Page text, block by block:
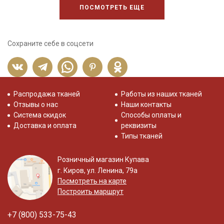
ПОСМОТРЕТЬ ЕЩЕ
Сохраните себе в соцсети
Распродажа тканей
Отзывы о нас
Система скидок
Доставка и оплата
Работы из наших тканей
Наши контакты
Способы оплаты и
реквизиты
Типы тканей
Розничный магазин Купава
г. Киров, ул. Ленина, 79а
Посмотреть на карте
Построить маршрут
+7 (800) 533-75-43